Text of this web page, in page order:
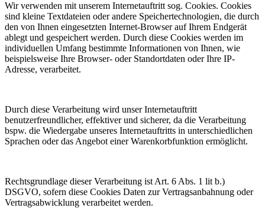
Wir verwenden mit unserem Internetauftritt sog. Cookies. Cookies
sind kleine Textdateien oder andere Speichertechnologien, die durch
den von Ihnen eingesetzten Internet-Browser auf Ihrem Endgerät
ablegt und gespeichert werden. Durch diese Cookies werden im
individuellen Umfang bestimmte Informationen von Ihnen, wie
beispielsweise Ihre Browser- oder Standortdaten oder Ihre IP-
Adresse, verarbeitet.
Durch diese Verarbeitung wird unser Internetauftritt
benutzerfreundlicher, effektiver und sicherer, da die Verarbeitung
bspw. die Wiedergabe unseres Internetauftritts in unterschiedlichen
Sprachen oder das Angebot einer Warenkorbfunktion ermöglicht.
Rechtsgrundlage dieser Verarbeitung ist Art. 6 Abs. 1 lit b.)
DSGVO, sofern diese Cookies Daten zur Vertragsanbahnung oder
Vertragsabwicklung verarbeitet werden.